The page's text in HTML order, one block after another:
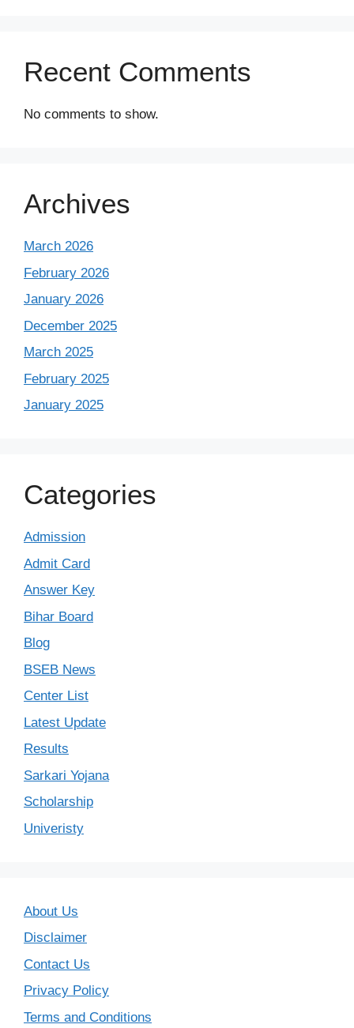
Recent Comments
No comments to show.
Archives
March 2026
February 2026
January 2026
December 2025
March 2025
February 2025
January 2025
Categories
Admission
Admit Card
Answer Key
Bihar Board
Blog
BSEB News
Center List
Latest Update
Results
Sarkari Yojana
Scholarship
Univeristy
About Us
Disclaimer
Contact Us
Privacy Policy
Terms and Conditions